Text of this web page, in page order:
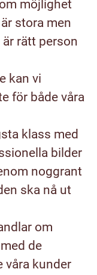
möjlighet
stora men
rätt person
kan vi
för både våra
klass med
bilder
noggrant
ska nå ut
om
de
våra kunder